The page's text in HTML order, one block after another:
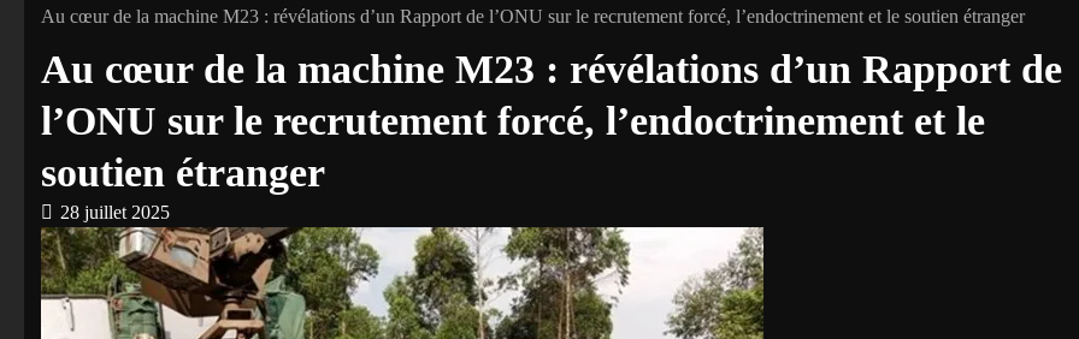
Au cœur de la machine M23 : révélations d’un Rapport de l’ONU sur le recrutement forcé, l’endoctrinement et le soutien étranger
Au cœur de la machine M23 : révélations d’un Rapport de
l’ONU sur le recrutement forcé, l’endoctrinement et le
soutien étranger
28 juillet 2025